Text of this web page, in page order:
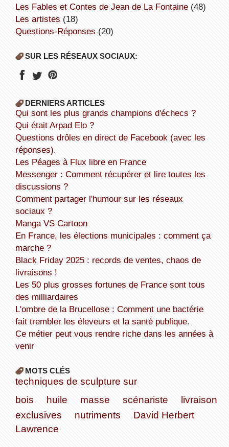
Les Fables et Contes de Jean de La Fontaine(48)
Les artistes (18)
Questions-Réponses (20)
SUR LES RÉSEAUX SOCIAUX:
DERNIERS ARTICLES
Qui sont les plus grands champions d'échecs ?
Qui était Arpad Elo ?
Questions drôles en direct de Facebook (avec les
réponses).
Les Péages à Flux libre en France
Messenger : Comment récupérer et lire toutes les
discussions ?
Comment partager l'humour sur les réseaux
sociaux ?
Manga VS Cartoon
En France, les élections municipales : comment ça
marche ?
Black Friday 2025 : records de ventes, chaos de
livraisons !
Les 50 plus grosses fortunes de France sont tous
des milliardaires
L'ombre de la Brucellose : Comment une bactérie
fait trembler les éleveurs et la santé publique.
Ce métier peut vous rendre riche dans les années à
venir
MOTS CLÉS
techniques de sculpture sur
bois
huile masse scénariste
livraison
exclusives
nutriments
David Herbert
Lawrence